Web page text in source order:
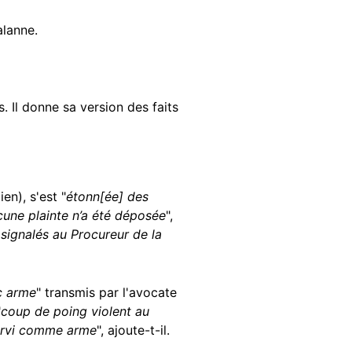
Il donne sa version des faits
s'est "étonn[ée] des
plainte n’a été déposée",
au Procureur de la
arme" transmis par l'avocate
coup de poing violent au
comme arme", ajoute-t-il.